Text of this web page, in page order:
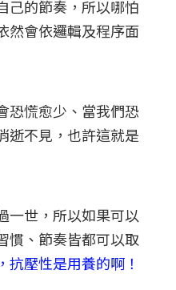
己的節奏，所以哪怕
然會依邏輯及程序面
恐慌愈少、當我們恐
逝不見，也許這就是
一世，所以如果可以
慣、節奏皆都可以取
抗壓性是用養的啊！